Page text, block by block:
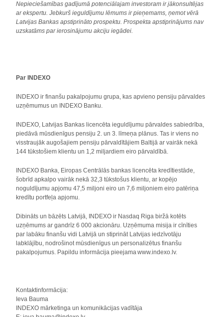
Nepieciešamības gadījumā potenciālajam investoram ir jākonsultējas
ar ekspertu. Jebkurš ieguldījumu lēmums ir pieņemams, ņemot vērā
Latvijas Bankas apstiprināto prospektu. Prospekta apstiprinājums nav
uzskatāms par ierosinājumu akciju iegādei.
Par INDEXO
INDEXO ir finanšu pakalpojumu grupa, kas apvieno pensiju pārvaldes
uzņēmumus un INDEXO Banku.
INDEXO, Latvijas Bankas licencēta ieguldījumu pārvaldes sabiedrība,
piedāvā mūsdienīgus pensiju 2. un 3. līmeņa plānus. Tas ir viens no
visstraujāk augošajiem pensiju pārvaldītājiem Baltijā ar vairāk nekā
144 tūkstošiem klientu un 1,2 miljardiem eiro pārvaldībā.
INDEXO Banka, Eiropas Centrālās bankas licencēta kredītiestāde,
šobrīd apkalpo vairāk nekā 32,3 tūkstošus klientu, ar kopējo
noguldījumu apjomu 47,5 miljoni eiro un 7,6 miljoniem eiro patēriņa
kredītu portfeļa apjomu.
Dibināts un bāzēts Latvijā, INDEXO ir Nasdaq Riga biržā kotēts
uzņēmums ar gandrīz 6 000 akcionāru. Uzņēmuma misija ir cīnīties
par labāku finanšu vidi Latvijā un stiprināt Latvijas iedzīvotāju
labklājību, nodrošinot mūsdienīgus un personalizētus finanšu
pakalpojumus. Papildu informācija pieejama www.indexo.lv.
Kontaktinformācija:
Ieva Bauma
INDEXO mārketinga un komunikācijas vadītāja